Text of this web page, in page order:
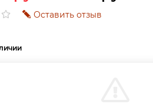
Оставить отзыв